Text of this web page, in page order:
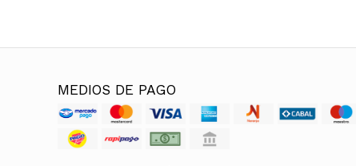
MEDIOS DE PAGO